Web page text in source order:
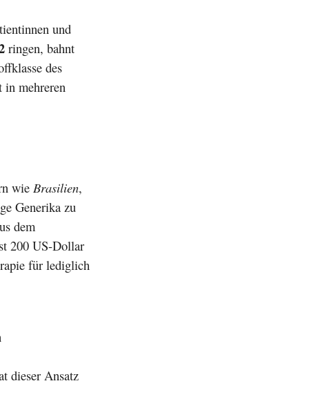
und
ringen, bahnt
des
in mehreren
wie Brasilien,
Generika zu
dem
200 US-Dollar
für lediglich
dieser Ansatz